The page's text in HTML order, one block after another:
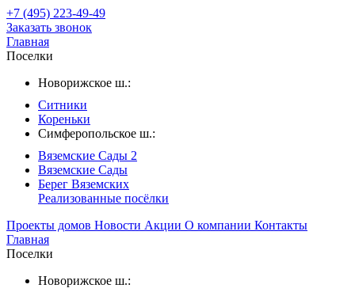
+7 (495) 223-49-49
Заказать звонок
Главная
Поселки
Новорижское ш.:
Ситники
Кореньки
Симферопольское ш.:
Вяземские Сады 2
Вяземские Сады
Берег Вяземскиx
Реализованные посёлки
Проекты домов Новости Акции О компании Контакты
Главная
Поселки
Новорижское ш.: